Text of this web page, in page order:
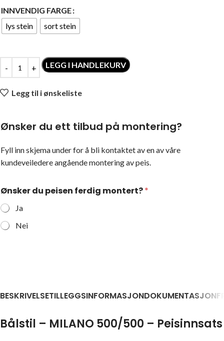
INNVENDIG FARGE
lys stein
sort stein
LEGG I HANDLEKURV
Legg til i ønskeliste
Ønsker du ett tilbud på montering?
Fyll inn skjema under for å bli kontaktet av en av våre
kundeveiledere angående montering av peis.
Ønsker du peisen ferdig montert?*
Ja
Nei
BESKRIVELSETILLEGGSINFORMASJONDOKUMENTASJON
Bålstil – MILANO 500/500 – Peisinnsats